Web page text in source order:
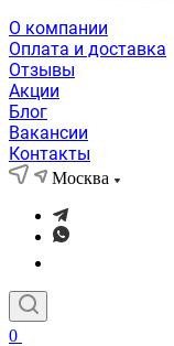
О компании
Оплата и доставка
Отзывы
Акции
Блог
Вакансии
Контакты
Москва
0